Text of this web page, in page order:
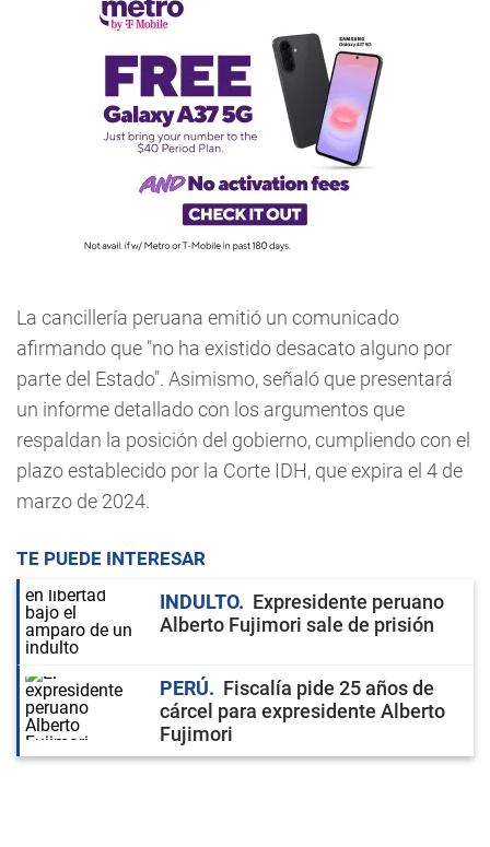
La cancillería peruana emitió un comunicado
afirmando que "no ha existido desacato alguno por
parte del Estado". Asimismo, señaló que presentará
un informe detallado con los argumentos que
respaldan la posición del gobierno, cumpliendo con el
plazo establecido por la Corte IDH, que expira el 4 de
marzo de 2024.
TE PUEDE INTERESAR
INDULTO
Expresidente peruano
Alberto Fujimori sale de prisión
PERÚ
Fiscalía pide 25 años de
cárcel para expresidente Alberto
Fujimori